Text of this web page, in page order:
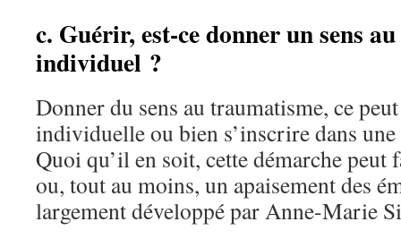
c. Guérir, est-ce donner un sens
individuel ?
Donner du sens au traumatisme, ce
individuelle ou bien s’inscrire dans
Quoi qu’il en soit, cette démarche peut
ou, tout au moins, un apaisement des
largement développé par Anne-Marie